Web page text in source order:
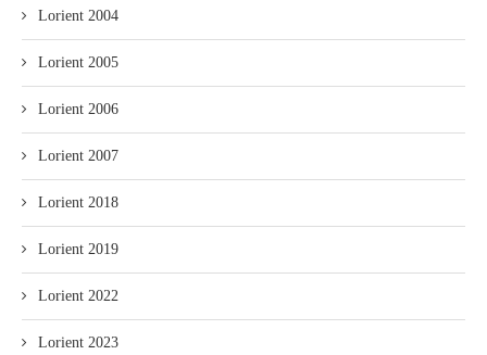
Lorient 2004
Lorient 2005
Lorient 2006
Lorient 2007
Lorient 2018
Lorient 2019
Lorient 2022
Lorient 2023